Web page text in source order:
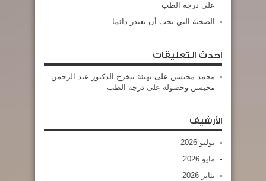
على درجة الطب
الضحية التي يجب أن تعتذر دائما
أحدث التعليقات
محمد محيسن على تهنئة بتخرج الدكتور عبد الرحمن
محيسن وحصوله على درجة الطب
الأرشيف
يوليو 2026
مايو 2026
يناير 2026